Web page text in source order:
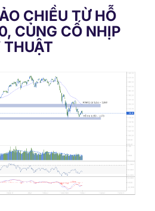
CHIỀU TỪ HỖ
CỦNG CỐ NHỊP
THUẬT